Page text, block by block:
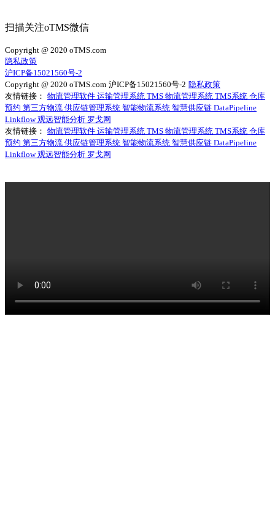
扫描关注oTMS微信
Copyright @ 2020 oTMS.com
隐私政策
沪ICP备15021560号-2
Copyright @ 2020 oTMS.com 沪ICP备15021560号-2 隐私政策
友情链接： 物流管理软件 运输管理系统 TMS 物流管理系统 TMS系统 仓库
预约 第三方物流 供应链管理系统 智能物流系统 智慧供应链 DataPipeline
Linkflow观远智能分析 罗戈网
友情链接： 物流管理软件 运输管理系统 TMS 物流管理系统 TMS系统 仓库
预约 第三方物流 供应链管理系统 智能物流系统 智慧供应链 DataPipeline
Linkflow观远智能分析 罗戈网